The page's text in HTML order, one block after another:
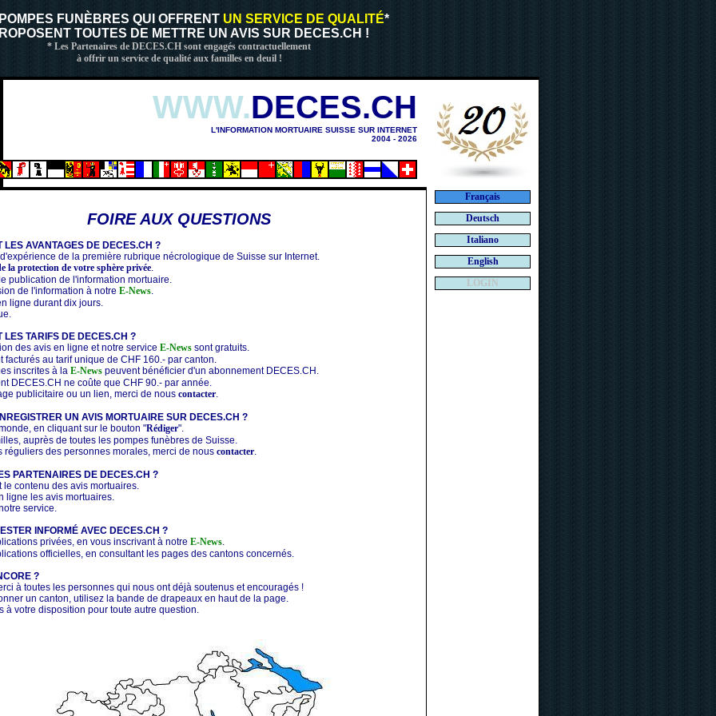
FUNÈBRES QUI OFFRENT UN SERVICE DE QUALITÉ*
TOUTES DE METTRE UN AVIS SUR DECES.CH !
* Les Partenaires de DECES.CH sont engagés contractuellement
à offrir un service de qualité aux familles en deuil !
WWW.DECES.CH
L'INFORMATION MORTUAIRE SUISSE SUR INTERNET
2004 - 2026
FOIRE AUX QUESTIONS
LES AVANTAGES DE DECES.CH ?
de la première rubrique nécrologique de Suisse sur Internet.
la protection de votre sphère privée.
publication de l'information mortuaire.
de l'information à notre E-News.
ligne durant dix jours.
LES TARIFS DE DECES.CH ?
des avis en ligne et notre service E-News sont gratuits.
facturés au tarif unique de CHF 160.- par canton.
inscrites à la E-News peuvent bénéficier d'un abonnement DECES.CH.
DECES.CH ne coûte que CHF 90.- par année.
publicitaire ou un lien, merci de nous contacter.
UN AVIS MORTUAIRE SUR DECES.CH ?
en cliquant sur le bouton "Rédiger".
auprès de toutes les pompes funèbres de Suisse.
réguliers des personnes morales, merci de nous contacter.
PARTENAIRES DE DECES.CH ?
le contenu des avis mortuaires.
ligne les avis mortuaires.
service.
INFORMÉ AVEC DECES.CH ?
privées, en vous inscrivant à notre E-News.
officielles, en consultant les pages des cantons concernés.
?
à toutes les personnes qui nous ont déjà soutenus et encouragés !
un canton, utilisez la bande de drapeaux en haut de la page.
à votre disposition pour toute autre question.
Français
Deutsch
Italiano
English
LOGIN